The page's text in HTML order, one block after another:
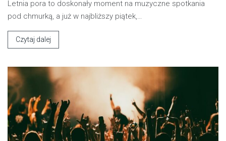
Letnia pora to doskonały moment na muzyczne spotkania
pod chmurką, a już w najbliższy piątek,…
Czytaj dalej